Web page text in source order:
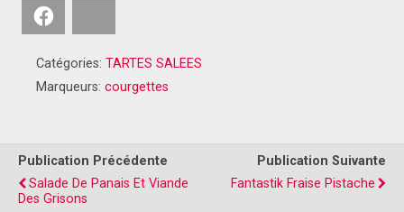
Catégories: TARTES SALEES
Marqueurs: courgettes
Publication Précédente
Salade De Panais Et Viande
Des Grisons
Publication Suivante
Fantastik Fraise Pistache